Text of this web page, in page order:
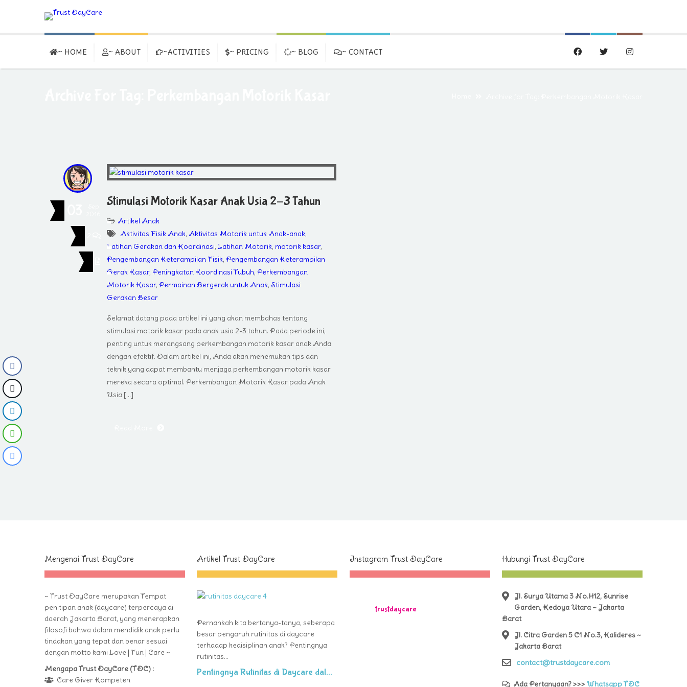
~ HOME ~ ABOUT ~ACTIVITIES ~ PRICING ~ BLOG ~ CONTACT
Stimulasi Motorik Kasar Anak Usia 2-3 Tahun
Artikel Anak
Aktivitas Fisik Anak, Aktivitas Motorik untuk Anak-anak,
Latihan Gerakan dan Koordinasi, Latihan Motorik, motorik kasar,
Pengembangan Keterampilan Fisik, Pengembangan Keterampilan
Gerak Kasar, Peningkatan Koordinasi Tubuh, Perkembangan
Motorik Kasar, Permainan Bergerak untuk Anak, Stimulasi
Gerakan Besar
Selamat datang pada artikel ini yang akan membahas tentang
stimulasi motorik kasar pada anak usia 2-3 tahun. Pada periode ini,
penting untuk merangsang perkembangan motorik kasar anak Anda
dengan efektif. Dalam artikel ini, Anda akan menemukan tips dan
teknik yang dapat membantu menjaga perkembangan motorik kasar
mereka secara optimal. Perkembangan Motorik Kasar pada Anak
Usia […]
Mengenai Trust DayCare
~ Trust DayCare merupakan Tempat
penitipan anak (daycare) terpercaya di
daerah Jakarta Barat, yang menerapkan
filosofi bahwa dalam mendidik anak perlu
tindakan yang tepat dan benar sesuai
dengan motto kami Love | Fun | Care ~
Mengapa Trust DayCare (TDC) :
Care Giver Kompeten
Artikel Trust DayCare
Pernahkah kita bertanya-tanya, seberapa
besar pengaruh rutinitas di daycare
terhadap kedisiplinan anak? Pentingnya
rutinitas...
Pentingnya Rutinitas di Daycare dal...
Instagram Trust DayCare
trustdaycare
Hubungi Trust DayCare
Jl. Surya Utama 3 No.H12, Sunrise
Garden, Kedoya Utara ~ Jakarta
Barat
Jl. Citra Garden 5 C1 No.3, Kalideres ~
Jakarta Barat
contact@trustdaycare.com
Ada Pertanyaan? >>> Whatsapp TDC